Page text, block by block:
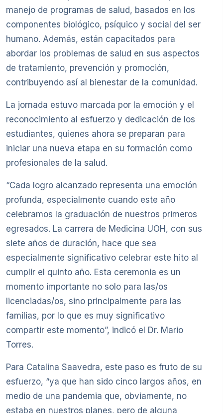
manejo de programas de salud, basados en los
componentes biológico, psíquico y social del ser
humano. Además, están capacitados para
abordar los problemas de salud en sus aspectos
de tratamiento, prevención y promoción,
contribuyendo así al bienestar de la comunidad.
La jornada estuvo marcada por la emoción y el
reconocimiento al esfuerzo y dedicación de los
estudiantes, quienes ahora se preparan para
iniciar una nueva etapa en su formación como
profesionales de la salud.
“Cada logro alcanzado representa una emoción
profunda, especialmente cuando este año
celebramos la graduación de nuestros primeros
egresados. La carrera de Medicina UOH, con sus
siete años de duración, hace que sea
especialmente significativo celebrar este hito al
cumplir el quinto año. Esta ceremonia es un
momento importante no solo para las/os
licenciadas/os, sino principalmente para las
familias, por lo que es muy significativo
compartir este momento”, indicó el Dr. Mario
Torres.
Para Catalina Saavedra, este paso es fruto de su
esfuerzo, “ya que han sido cinco largos años, en
medio de una pandemia que, obviamente, no
estaba en nuestros planes, pero de alguna